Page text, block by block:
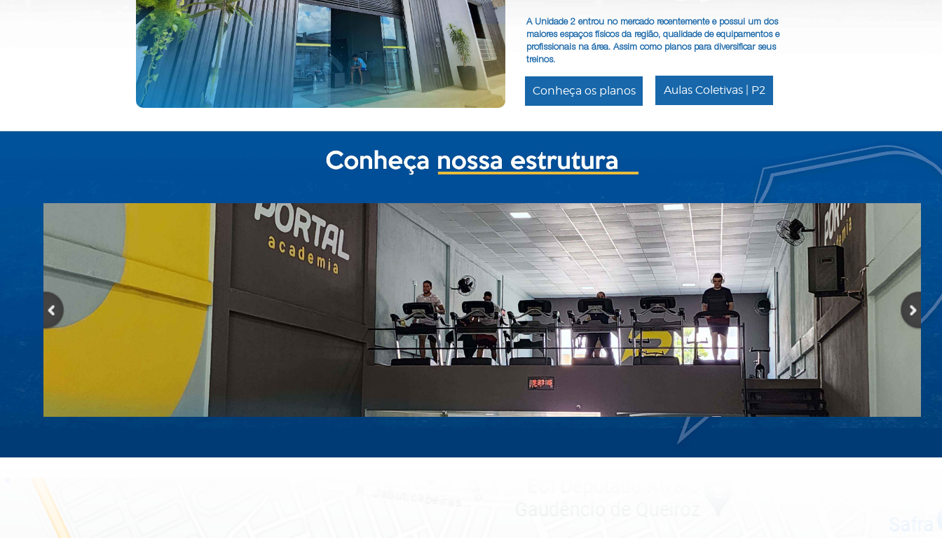
Conheça os planos
A Unidade 2 entrou no mercado recentemente e possui um dos
maiores espaços físicos da região, qualidade de equipamentos e
profissionais na área. Assim como planos para diversificar seus
treinos.
Aulas Coletivas | P2